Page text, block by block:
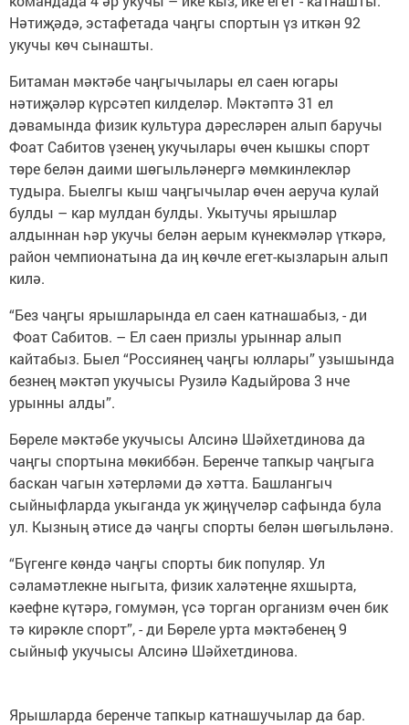
Нәтиҗәдә, эстафетада чаңгы спортын үз иткән 92
укучы көч сынашты.
Битаман мәктәбе чаңгычылары ел саен югары
нәтиҗәләр күрсәтеп килделәр. Мәктәптә 31 ел
дәвамында физик культура дәресләрен алып баручы
Фоат Сабитов үзенең укучылары өчен кышкы спорт
төре белән даими шөгыльләнергә мөмкинлекләр
тудыра. Быелгы кыш чаңгычылар өчен аеруча кулай
булды – кар мулдан булды. Укытучы ярышлар
алдыннан һәр укучы белән аерым күнекмәләр үткәрә,
район чемпионатына да иң көчле егет-кызларын алып
килә.
“Без чаңгы ярышларында ел саен катнашабыз, - ди
Фоат Сабитов. – Ел саен призлы урыннар алып
кайтабыз. Быел “Россиянең чаңгы юллары” узышында
безнең мәктәп укучысы Рузилә Кадыйрова 3 нче
урынны алды”.
Бөреле мәктәбе укучысы Алсинә Шәйхетдинова да
чаңгы спортына мөкиббән. Беренче тапкыр чаңгыга
баскан чагын хәтерләми дә хәтта. Башлангыч
сыйныфларда укыганда ук җиңүчеләр сафында була
ул. Кызның әтисе дә чаңгы спорты белән шөгыльләнә.
“Бүгенге көндә чаңгы спорты бик популяр. Ул
сәламәтлекне ныгыта, физик халәтеңне яхшырта,
кәефне күтәрә, гомумән, үсә торган организм өчен бик
тә кирәкле спорт”, - ди Бөреле урта мәктәбенең 9
сыйныф укучысы Алсинә Шәйхетдинова.
Ярышларда беренче тапкыр катнашучылар да бар.